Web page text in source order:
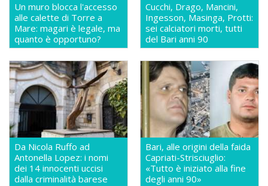
Un muro blocca l'accesso
alle calette di Torre a
Mare: magari è legale, ma
quanto è opportuno?
Cucchi, Drago, Mancini,
Ingesson, Masinga, Protti:
sei calciatori morti, tutti
del Bari anni 90
Da Nicola Ruffo ad
Antonella Lopez: i nomi
dei 14 innocenti uccisi
dalla criminalità barese
Bari, alle origini della faida
Capriati-Strisciuglio:
«Tutto è iniziato alla fine
degli anni 90»